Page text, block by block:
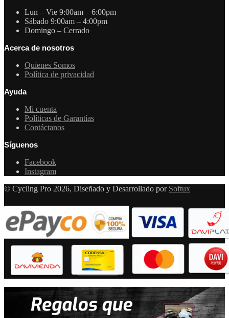
Lun – Vie 9:00am – 6:00pm
Sábado 9:00am – 4:00pm
Domingo – Cerrado
Acerca de nosotros
Quienes Somos
Política de privacidad
Ayuda
Mi cuenta
Políticas de Garantías
Contáctanos
Síguenos
Facebook
Instagram
© Cycling Pro 2026, Diseñado y Desarrollado por Softux